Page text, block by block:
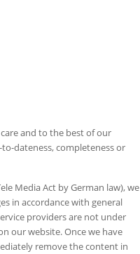
and to the best of our
dateness, completeness or
Media Act by German law), we
in accordance with general
providers are not under
our website. Once we have
remove the content in